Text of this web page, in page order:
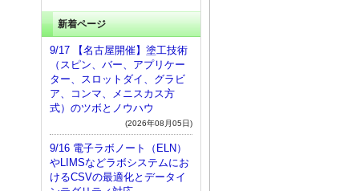
新着ページ
9/17 【名古屋開催】塗工技術
（スピン、バー、アプリケー
ター、スロットダイ、グラビ
ア、コンマ、メニスカス方
式）のツボとノウハウ
(2026年08月05日)
9/16 電子ラボノート（ELN）
やLIMSなどラボシステムにお
けるCSVの最適化とデータイ